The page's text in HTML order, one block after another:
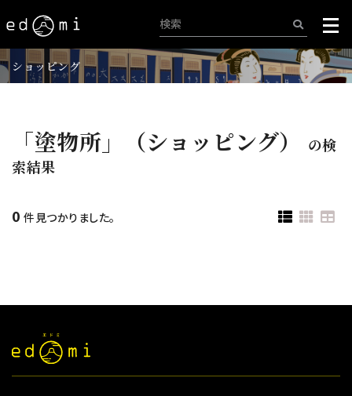
ショッピング
「塗物所」（ショッピング）
の検
索結果
0 件見つかりました。